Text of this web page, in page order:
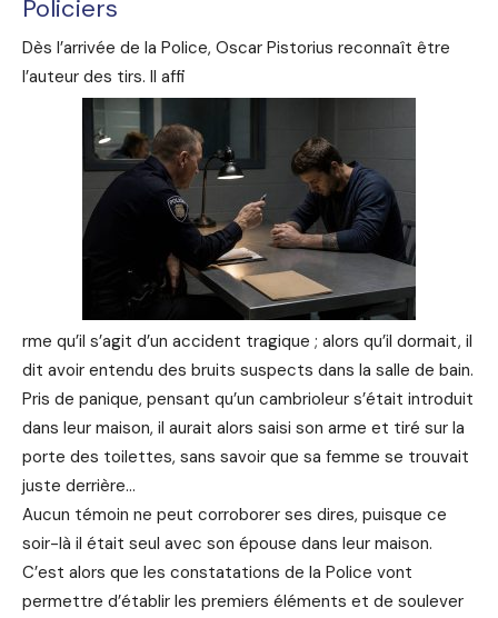
Policiers
Dès l’arrivée de la Police, Oscar Pistorius reconnaît être
l’auteur des tirs. Il affi
rme qu’il s’agit d’un accident tragique ; alors qu’il dormait, il
dit avoir entendu des bruits suspects dans la salle de bain.
Pris de panique, pensant qu’un cambrioleur s’était introduit
dans leur maison, il aurait alors saisi son arme et tiré sur la
porte des toilettes, sans savoir que sa femme se trouvait
juste derrière…
Aucun témoin ne peut corroborer ses dires, puisque ce
soir-là il était seul avec son épouse dans leur maison.
C’est alors que les constatations de la Police vont
permettre d’établir les premiers éléments et de soulever